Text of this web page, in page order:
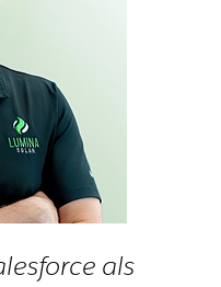
als